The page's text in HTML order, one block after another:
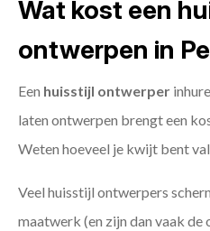
Wat kost een
ontwerpen in
Een huisstijl ontwerper
laten ontwerpen brengt een
Weten hoeveel je kwijt bent
Veel huisstijl ontwerpers
maatwerk (en zijn dan vaak